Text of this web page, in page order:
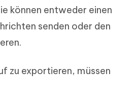
können entweder einen
senden oder den
zu exportieren, müssen